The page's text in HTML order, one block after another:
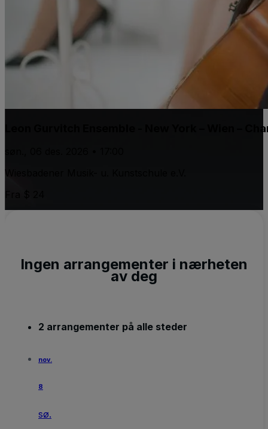
Leon Gurvitch Ensemble - New York – Wien –
Wiesbadener Musik- u. Kunstschule e.V.
Ingen arrangementer i nærheten
av deg
2 arrangementer på alle steder
nov.
8
sø.